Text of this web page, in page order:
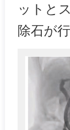
ットと
除石が